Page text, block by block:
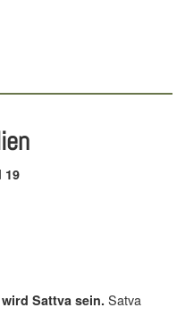
19
wird Sattva sein.Satva